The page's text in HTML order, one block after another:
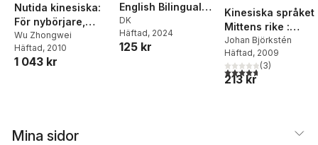
Nutida kinesiska:
För nybörjare,
Teckenbok
(Kinesiska)
Wu Zhongwei
Häftad, 2010
1 043 kr
English Bilingual
Visual Dictionary
DK
Häftad, 2024
125 kr
Kinesiska språket
Mittens rike :
övningsbok
Johan Björkstén
Häftad, 2009
4,7utav 5 stjärnor.
(3)
213 kr
Mina sidor